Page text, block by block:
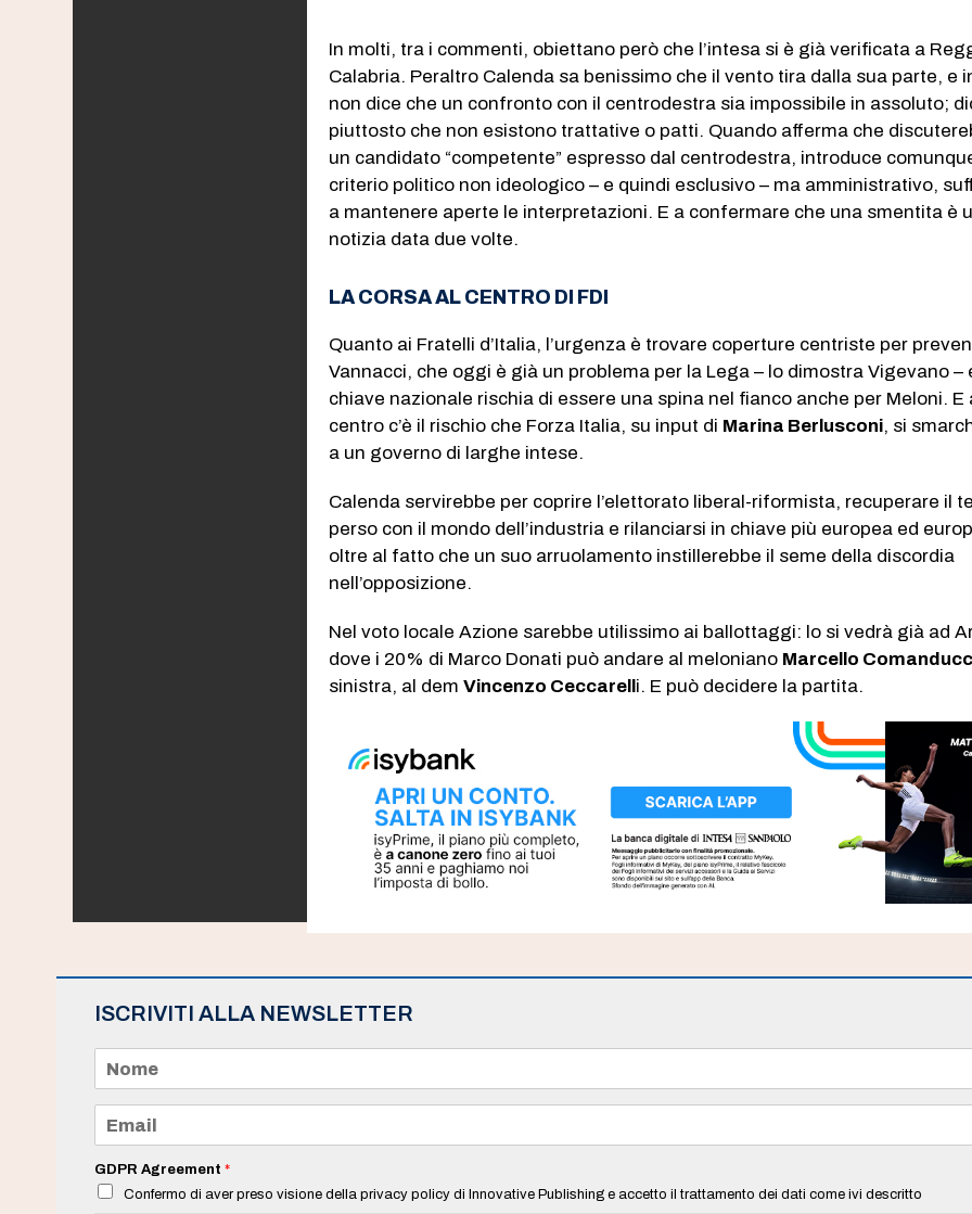
In molti, tra i commenti, obiettano però che l’intesa si è già verificata a
Calabria. Peraltro Calenda sa benissimo che il vento tira dalla sua parte, e
non dice che un confronto con il centrodestra sia impossibile in assoluto;
piuttosto che non esistono trattative o patti. Quando afferma che
un candidato “competente” espresso dal centrodestra, introduce
criterio politico non ideologico – e quindi esclusivo – ma amministrativo,
a mantenere aperte le interpretazioni. E a confermare che una smentita è
notizia data due volte.
LA CORSA AL CENTRO DI FDI
Quanto ai Fratelli d’Italia, l’urgenza è trovare coperture centriste per
Vannacci, che oggi è già un problema per la Lega – lo dimostra Vigevano –
chiave nazionale rischia di essere una spina nel fianco anche per Meloni. E
centro c’è il rischio che Forza Italia, su input di Marina Berlusconi, si
a un governo di larghe intese.
Calenda servirebbe per coprire l’elettorato liberal-riformista, recuperare il
perso con il mondo dell’industria e rilanciarsi in chiave più europea ed
oltre al fatto che un suo arruolamento instillerebbe il seme della discordia
nell’opposizione.
Nel voto locale Azione sarebbe utilissimo ai ballottaggi: lo si vedrà già ad
dove i 20% di Marco Donati può andare al meloniano Marcello
sinistra, al demVincenzo Ceccarelli. E può decidere la partita.
ISCRIVITI ALLA NEWSLETTER
m
e
a
i
*
GDPR Agreement *
Confermo di aver preso visione della privacy policy di Innovative Publishing e accetto il trattamento dei dati come ivi descritto